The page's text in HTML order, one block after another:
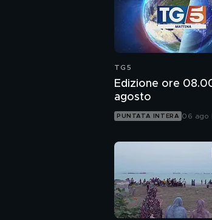
TG5
Edizione ore
agosto
PUNTATA INTERA 06 ago